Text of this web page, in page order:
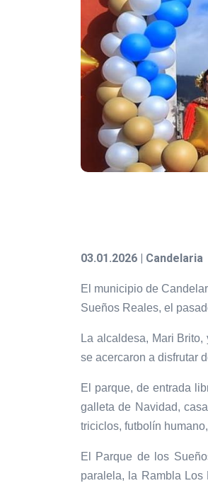
03.01.2026 | Candelaria
El municipio de
Sueños Reales, el
La alcaldesa, Mari
se acercaron a disfrutar
El parque, de entrada
galleta de Navidad,
triciclos, futbolín
El Parque de los
paralela, la Rambla Los